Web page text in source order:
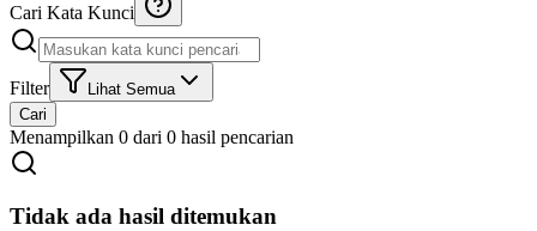
Cari Kata Kunci
Filter
Lihat Semua
Cari
Menampilkan 0 dari 0 hasil pencarian
Tidak ada hasil ditemukan